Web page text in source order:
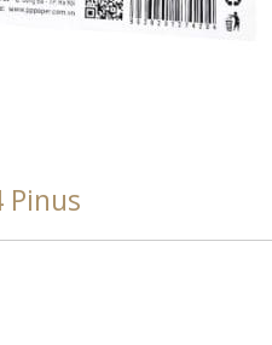
Pinus